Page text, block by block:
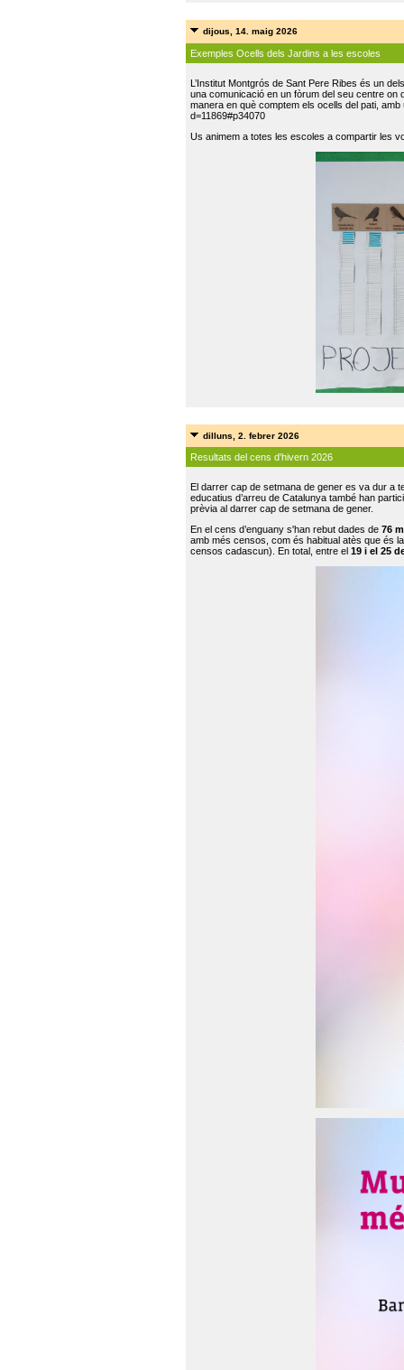
dijous, 14. maig 2026
Exemples Ocells dels Jardins a les escoles
L’Institut Montgrós de Sant Pere Ribes és un
una comunicació en un fòrum del seu centre on
manera en què comptem els ocells del pati,
d=11869#p34070
Us animem a totes les escoles a compartir les
dilluns, 2. febrer 2026
Resultats del cens d'hivern 2026
El darrer cap de setmana de gener es va dur a
educatius d’arreu de Catalunya també han
prèvia al darrer cap de setmana de gener.
En el cens d’enguany s'han rebut dades de 76
amb més censos, com és habitual atès que és
censos cadascun). En total, entre el 19 i el 25